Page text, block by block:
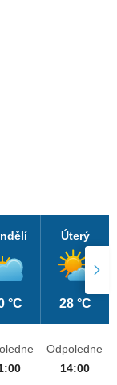
°C
Úterý
28 °C
Odpoledne
14:00